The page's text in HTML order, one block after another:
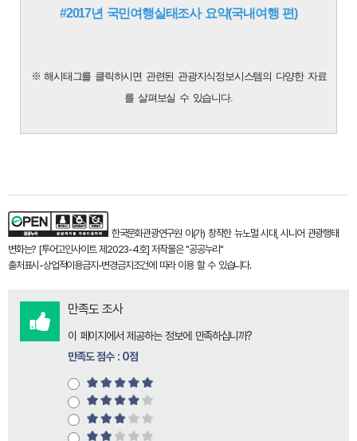
#2017년 국민여행실태조사 요약(국내여행 편)
※ 해시태그를 클릭하시면 관련된 관광지식정보시스템의 다양한 자료
를 살펴보실 수 있습니다.
한국문화관광연구원 이(가) 창작한뉴노멀 시대, 시니어 관광행태
변화는? [투어고인사이트 제2023-4호]저작물은 "공공누리"
출처표시-상업적이용금지-변경금지조건에 따라 이용 할 수 있습니다.
만족도 조사
이 페이지에서 제공하는 정보에 만족하십니까?
만족도 점수 : 0점